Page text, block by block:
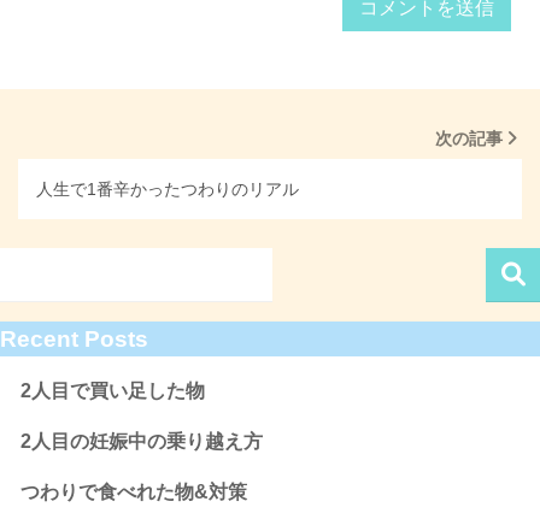
次の記事
人生で1番辛かったつわりのリアル
Recent Posts
2人目で買い足した物
2人目の妊娠中の乗り越え方
つわりで食べれた物&対策